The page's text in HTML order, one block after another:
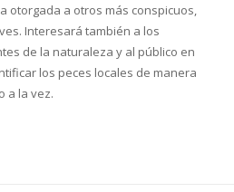
otorgada a otros más conspicuos,
Interesará también a los
de la naturaleza y al público en
los peces locales de manera
a la vez.